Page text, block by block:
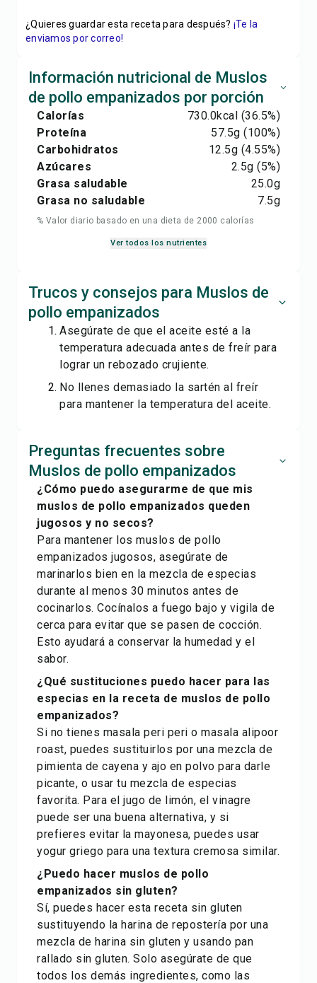
¿Quieres guardar esta receta para después? ¡Te la
enviamos por correo!
Información nutricional de Muslos
de pollo empanizados por porción
Calorías 730.0kcal (36.5%)
Proteína
57.5g (100%)
Carbohidratos
12.5g (4.55%)
Azúcares
2.5g (5%)
Grasa saludable
25.0g
Grasa no saludable
7.5g
% Valor diario basado en una dieta de 2000 calorías
Ver todos los nutrientes
Trucos y consejos para Muslos de
pollo empanizados
Asegúrate de que el aceite esté a la
temperatura adecuada antes de freír para
lograr un rebozado crujiente.
No llenes demasiado la sartén al freír
para mantener la temperatura del aceite.
Preguntas frecuentes sobre
Muslos de pollo empanizados
¿Cómo puedo asegurarme de que mis
muslos de pollo empanizados queden
jugosos y no secos?
Para mantener los muslos de pollo
empanizados jugosos, asegúrate de
marinarlos bien en la mezcla de especias
durante al menos 30 minutos antes de
cocinarlos. Cocínalos a fuego bajo y vigila de
cerca para evitar que se pasen de cocción.
Esto ayudará a conservar la humedad y el
sabor.
¿Qué sustituciones puedo hacer para las
especias en la receta de muslos de pollo
empanizados?
Si no tienes masala peri peri o masala alipoor
roast, puedes sustituirlos por una mezcla de
pimienta de cayena y ajo en polvo para darle
picante, o usar tu mezcla de especias
favorita. Para el jugo de limón, el vinagre
puede ser una buena alternativa, y si
prefieres evitar la mayonesa, puedes usar
yogur griego para una textura cremosa similar.
¿Puedo hacer muslos de pollo
empanizados sin gluten?
Sí, puedes hacer esta receta sin gluten
sustituyendo la harina de repostería por una
mezcla de harina sin gluten y usando pan
rallado sin gluten. Solo asegúrate de que
todos los demás ingredientes, como las